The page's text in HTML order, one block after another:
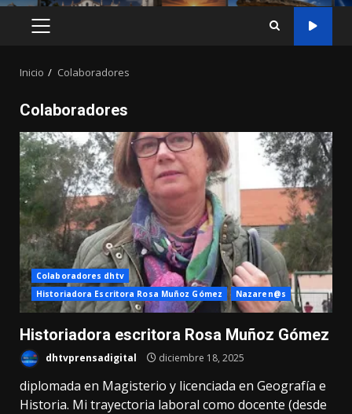
MENÚ
Inicio Colaboradores
Colaboradores
Colaboradores dhtv
Historiadora Escritora Rosa Muñoz Gómez
Nazaren@s
Historiadora escritora Rosa Muñoz Gómez
dhtvprensadigital diciembre 18, 2025
diplomada en Magisterio y licenciada en Geografía e
Historia. Mi trayectoria laboral como docente (desde